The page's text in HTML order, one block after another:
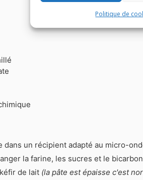
Politique de
dans un récipient adapté au micro-
la farine, les sucres et le
de lait (la pâte est épaisse c'est